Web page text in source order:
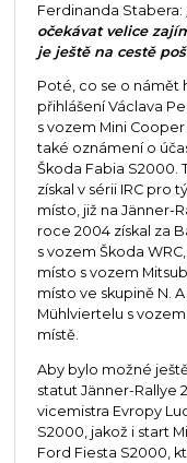
Ferdinanda Stabera:
očekávat velice
je ještě na cestě
Poté, co se o námět
přihlášení Václava
s vozem Mini
také oznámení o
Škoda Fabia S2000.
získal v sérii IRC pro
místo, již na Jänner-
roce 2004 získal za
s vozem Škoda
místo s vozem
místo ve skupině N.
Mühlviertelu s
místě.
Aby bylo možné
statut Jänner-Rallye
vicemistra Evropy
S2000, jakož i start
Ford Fiesta S2000,